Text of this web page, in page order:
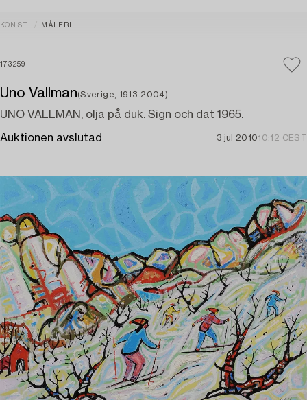
KONST MÅLERI
173259
Uno Vallman(Sverige, 1913-2004)
UNO VALLMAN, olja på duk. Sign och dat 1965.
Auktionen avslutad 3 jul 201010:12 CEST